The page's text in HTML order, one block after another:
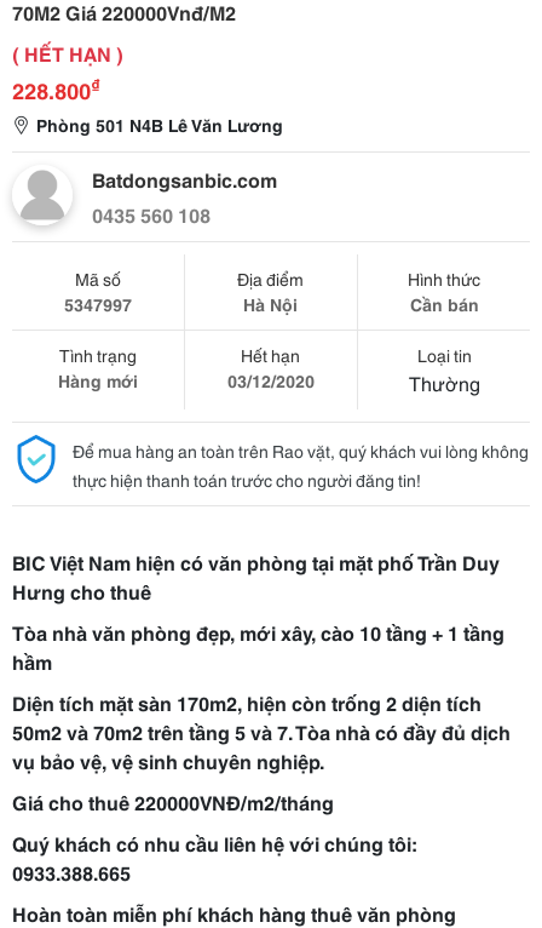
70M2 Giá 220000Vnđ/M2
( HẾT HẠN )
228.800₫
Phòng 501 N4B Lê Văn Lương
Batdongsanbic.com
0435 560 108
Mã số
5347997
Địa điểm
Hà Nội
Hình thức
Cần bán
Tình trạng
Hàng mới
Hết hạn
03/12/2020
Loại tin
Thường
Để mua hàng an toàn trên Rao vặt, quý khách vui lòng không
thực hiện thanh toán trước cho người đăng tin!
BIC Việt Nam hiện có văn phòng tại mặt phố Trần Duy
Hưng cho thuê
Tòa nhà văn phòng đẹp, mới xây, cào 10 tầng + 1 tầng
hầm
Diện tích mặt sàn 170m2, hiện còn trống 2 diện tích
50m2 và 70m2 trên tầng 5 và 7. Tòa nhà có đầy đủ dịch
vụ bảo vệ, vệ sinh chuyên nghiệp.
Giá cho thuê 220000VNĐ/m2/tháng
Quý khách có nhu cầu liên hệ với chúng tôi:
0933.388.665
Hoàn toàn miễn phí khách hàng thuê văn phòng